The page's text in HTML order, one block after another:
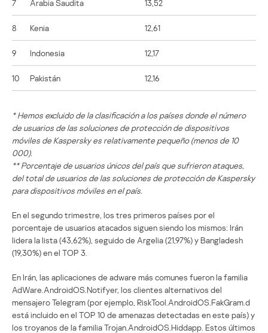
7 Arabia Saudita 13,52
8 Kenia 12,61
9 Indonesia 12,17
10 Pakistán 12,16
* Hemos excluido de la clasificación a los países donde el número
de usuarios de las soluciones de protección de dispositivos
móviles de Kaspersky es relativamente pequeño (menos de 10
000).
** Porcentaje de usuarios únicos del país que sufrieron ataques,
del total de usuarios de las soluciones de protección de Kaspersky
para dispositivos móviles en el país.
En el segundo trimestre, los tres primeros países por el
porcentaje de usuarios atacados siguen siendo los mismos: Irán
lidera la lista (43,62%), seguido de Argelia (21,97%) y Bangladesh
(19,30%) en el TOP 3.
En Irán, las aplicaciones de adware más comunes fueron la familia
AdWare.AndroidOS.Notifyer, los clientes alternativos del
mensajero Telegram (por ejemplo, RiskTool.AndroidOS.FakGram.d
está incluido en el TOP 10 de amenazas detectadas en este país) y
los troyanos de la familia Trojan.AndroidOS.Hiddapp. Estos últimos